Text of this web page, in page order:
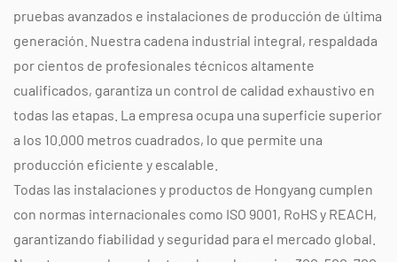
pruebas avanzados e instalaciones de producción de última
generación. Nuestra cadena industrial integral, respaldada
por cientos de profesionales técnicos altamente
cualificados, garantiza un control de calidad exhaustivo en
todas las etapas. La empresa ocupa una superficie superior
a los 10.000 metros cuadrados, lo que permite una
producción eficiente y escalable.
Todas las instalaciones y productos de Hongyang cumplen
con normas internacionales como ISO 9001, RoHS y REACH,
garantizando fiabilidad y seguridad para el mercado global.